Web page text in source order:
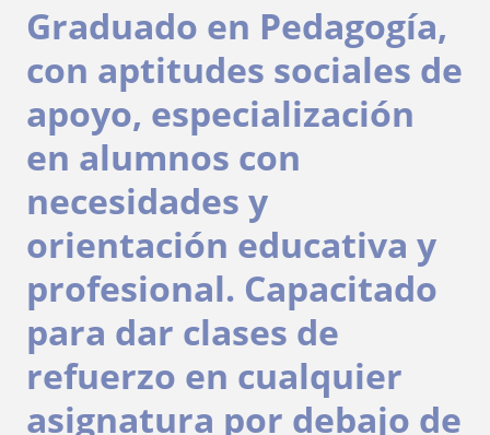
Graduado en Pedagogía,
con aptitudes sociales de
apoyo, especialización
en alumnos con
necesidades y
orientación educativa y
profesional. Capacitado
para dar clases de
refuerzo en cualquier
asignatura por debajo de